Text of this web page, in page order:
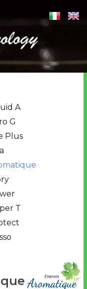
A
G
Plus
T